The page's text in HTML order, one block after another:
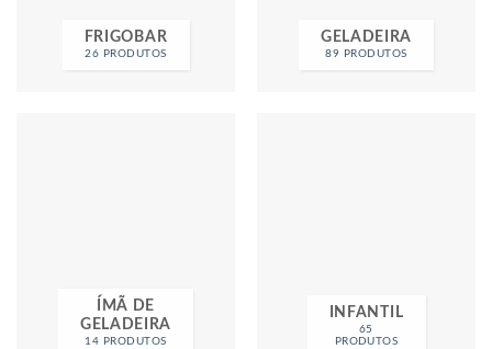
FRIGOBAR
26 PRODUTOS
GELADEIRA
89 PRODUTOS
ÍMÃ DE
GELADEIRA
14 PRODUTOS
INFANTIL
65
PRODUTOS